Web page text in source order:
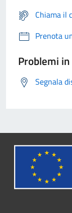
Chiama il
Prenota
Problemi
Segnala